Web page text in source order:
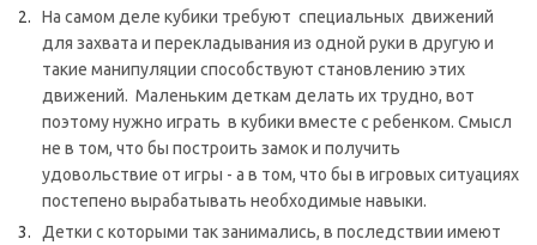
На самом деле кубики требуют специальных движений
для захвата и перекладывания из одной руки в другую и
такие манипуляции способствуют становлению этих
движений. Маленьким деткам делать их трудно, вот
поэтому нужно играть в кубики вместе с ребенком. Смысл
не в том, что бы построить замок и получить
удовольствие от игры - а в том, что бы в игровых ситуациях
постепено вырабатывать необходимые навыки.
Детки с которыми так занимались, в последствии имеют